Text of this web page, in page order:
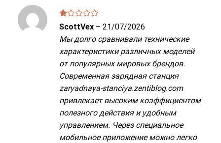
Được
hạng
1
5
sao
ScottVex – 21/07/2026
Мы долго сравнивали технические
характеристики различных моделей
от популярных мировых брендов.
Современная зарядная станция
zaryadnaya-stanciya.zentiblog.com
привлекает высоким коэффициентом
полезного действия и удобным
управлением. Через специальное
мобильное приложение можно легко